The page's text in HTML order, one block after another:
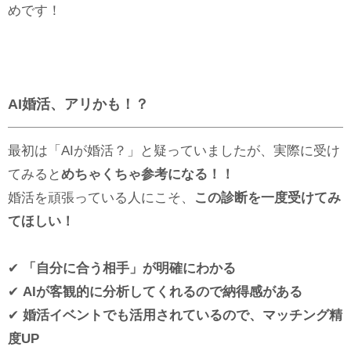
めです！
AI婚活、アリかも！？
最初は「AIが婚活？」と疑っていましたが、実際に受け
てみると めちゃくちゃ参考になる！！
婚活を頑張っている人にこそ、
この診断を一度受けてみ
てほしい！
✔
「自分に合う相手」が明確にわかる
✔ AIが客観的に分析してくれるので納得感がある
✔ 婚活イベントでも活用されているので、マッチング精
度UP